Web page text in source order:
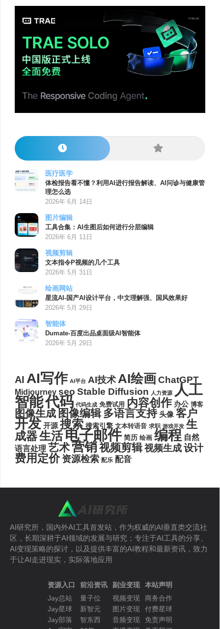
医疗医学
体检报告看不懂？利用AI进行报告解读、AI问诊与健康管
理怎么选
2026年 6月 14日
图片编辑
工具合集：AI生图后如何进行分层编辑
2026年 6月 11日
视频剪辑
文本指令P视频的几个工具
2026年 5月 31日
绘画网站
星流AI-国产AI设计平台，中文理解强、国风效果好
2026年 5月 29日
智能体
Dumate-百度出品桌面级AI智能体
2026年 5月 29日
AI AI写作 AI平台 AI技术AI绘画ChatGPT
Midjourney seo Stable Diffusion 人力资源 人工
智能代码 代码生成 免费试用 内容创作 办公 博客
图像生成 图像编辑 多语言支持 头像 客户
开发 开源 搜索 搜索引擎 文本转语音 求职 游戏开发 生
成器生活电子邮件 简历 绘画 编程 自然
语言处理 艺术营销视频剪辑视频生成设计
费用定价 资源检索 配乐 配音
AI研究所，国内外AI工具首发站，作为权威的AI垂直类交流社
区，长期深耕于AI领域的发展与研究；专注于AI工具的分享、
AI变现策略的探讨，以及提供丰富的AI教程和最新资讯，致力
于让AI走进现实，实际落地应用
资源入口
Jay总站
Jay星球
Jay部落
前沿资讯
量子位
新智元
智东西
副业变现
视频变现
图片变现
音频变现
本站声明
商务合作
付费星球
免责声明